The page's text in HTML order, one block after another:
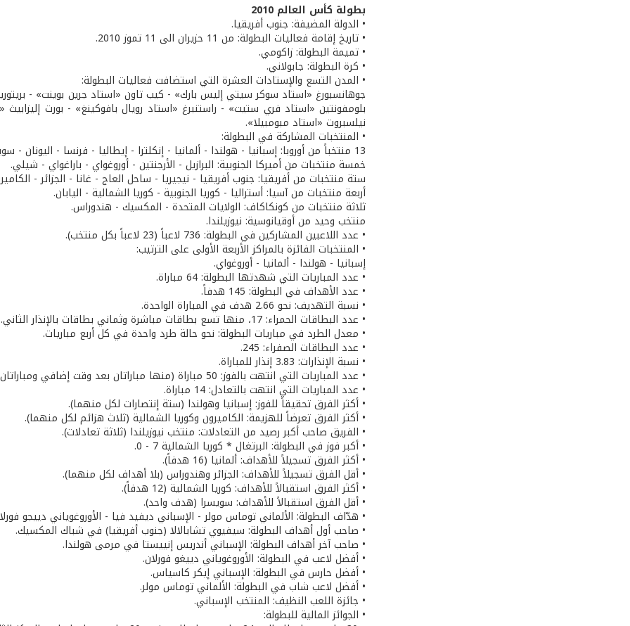
بطولة كأس العالم 2010
• الدولة المضيفة: جنوب أفريقيا.
• تاريخ إقامة فعاليات البطولة: من 11 حزيران الى 11 تموز 2010.
• تميمة البطولة: زاكومي.
• كرة البطولة: جابولاني.
• المدن التسع والإستادات العشرة التي استضافت فعاليات البطولة:
جوهانسبورغ «استاد سوكر سيتي إليس بارك» - كيب تاون «استاد جرين بوينت» -
بلومفونتين «استاد فري ستيت» - راستنبرغ «استاد رويال بافوكينغ» - بورت
نيلسبروت «استاد مبومبيلا».
• المنتخبات المشاركة في البطولة:
13 منتخباً من أوروبا: إسبانيا - هولندا - ألمانيا - إنكلترا - إيطاليا - فرنسا - اليونان - سويسرا - الدانمارك - سلوفاكيا - سلوفينيا - البرتغال - صربيا.
خمسة منتخبات من أميركا الجنوبية: البرازيل - الأرجنتين - أوروغواي - باراغواي - شيلي.
ستة منتخبات من أفريقيا: جنوب أفريقيا - نيجيريا - ساحل العاج - غانا - الجزائر -
أربعة منتخبات من آسيا: أستراليا - كوريا الجنوبية - كوريا الشمالية - اليابان.
ثلاثة منتخبات من كونكاكاف: الولايات المتحدة - المكسيك - هندوراس.
منتخب وحيد من أوقيانوسية: نيوزيلندا.
• عدد اللاعبين المشاركين في البطولة: 736 لاعباً (23 لاعباً بكل منتخب).
• المنتخبات الفائزة بالمراكز الأربعة الأولى على الترتيب:
إسبانيا - هولندا - ألمانيا - أوروغواي.
• عدد المباريات التي شهدتها البطولة: 64 مباراة.
• عدد الأهداف في البطولة: 145 هدفاً.
• نسبة التهديف: نحو 2.66 هدف في المباراة الواحدة.
• عدد البطاقات الحمراء: 17، منها تسع بطاقات مباشرة وثماني بطاقات بالإنذار الثاني.
• معدل الطرد في مباريات البطولة: نحو حالة طرد واحدة في كل أربع مباريات.
• عدد البطاقات الصفراء: 245.
• نسبة الإنذارات: 3.83 إنذار للمباراة.
• عدد المباريات التي انتهت بالفوز: 50 مباراة (منها مباراتان بعد وقت إضافي ومباراتان بضربات الترجيح).
• عدد المباريات التي انتهت بالتعادل: 14 مباراة.
• أكثر الفرق تحقيقاً للفوز: إسبانيا وهولندا (ستة إنتصارات لكل منهما).
• أكثر الفرق تعرضاً للهزيمة: الكاميرون وكوريا الشمالية (ثلاث هزائم لكل منهما).
• الفريق صاحب أكبر رصيد من التعادلات: منتخب نيوزيلندا (ثلاثة تعادلات).
• أكبر فوز في البطولة: البرتغال * كوريا الشمالية 7 - 0.
• أكثر الفرق تسجيلاً للأهداف: ألمانيا (16 هدفاً).
• أقل الفرق تسجيلاً للأهداف: الجزائر وهندوراس (بلا أهداف لكل منهما).
• أكثر الفرق استقبالاً للأهداف: كوريا الشمالية (12 هدفاً).
• أقل الفرق استقبالاً للأهداف: سويسرا (هدف واحد).
• هدّاف البطولة: الألماني توماس مولر - الإسباني ديفيد فيا - الأوروغوياني
• صاحب أول أهداف البطولة: سيفيوي تشابالالا (جنوب أفريقيا) في شباك المكسيك.
• صاحب آخر أهداف البطولة: الإسباني أندريس إنييستا في مرمى هولندا.
• أفضل لاعب في البطولة: الأوروغوياني دييغو فورلان.
• أفضل حارس في البطولة: الإسباني إيكر كاسياس.
• أفضل لاعب شاب في البطولة: الألماني توماس مولر.
• جائزة اللعب النظيف: المنتخب الإسباني.
• الجوائز المالية للبطولة: